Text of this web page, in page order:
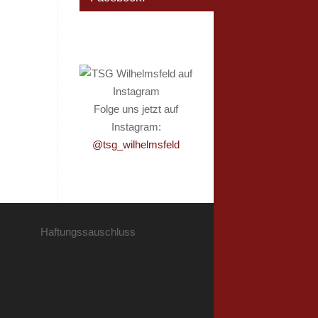
Folge uns jetzt auf
Instagram:
@tsg_wilhelmsfeld
Haftungssauschluss